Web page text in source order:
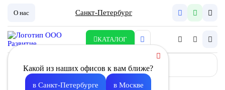
О нас Санкт-Петербург
КАТАЛОГ
Какой из наших офисов к вам ближе?
в Санкт-Петербурге в Москве